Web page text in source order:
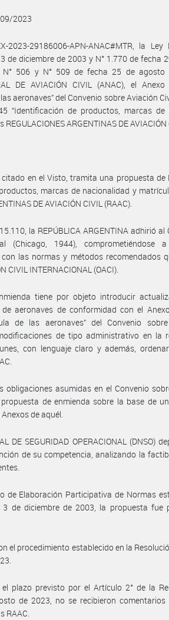
2023
2023-29186006-APN-ANAC#MTR, la
de diciembre de 2003 y N° 1.770 de fecha
N° 506 y N° 509 de fecha 25 de
DE AVIACIÓN CIVIL (ANAC), el
aeronaves” del Convenio sobre Aviación
“Identificación de productos, marcas de
ARGENTINAS DE AVIACIÓN
citado en el Visto, tramita una propuesta de
marcas de nacionalidad y
DE AVIACIÓN CIVIL (RAAC).
la REPÚBLICA ARGENTINA adhirió
(Chicago, 1944), comprometiéndose
las normas y métodos recomendados
CIVIL INTERNACIONAL (OACI).
tiene por objeto introducir
aeronaves de conformidad con el
de las aeronaves” del Convenio
de tipo administrativo en la
con lenguaje claro y además,
obligaciones asumidas en el Convenio
de enmienda sobre la base de
de aquél.
DE SEGURIDAD OPERACIONAL (DNSO)
de su competencia, analizando la
de Elaboración Participativa de Normas
3 de diciembre de 2003, la propuesta fue
el procedimiento establecido en la
plazo previsto por el Artículo 2° de la
de 2023, no se recibieron comentarios
RAAC.